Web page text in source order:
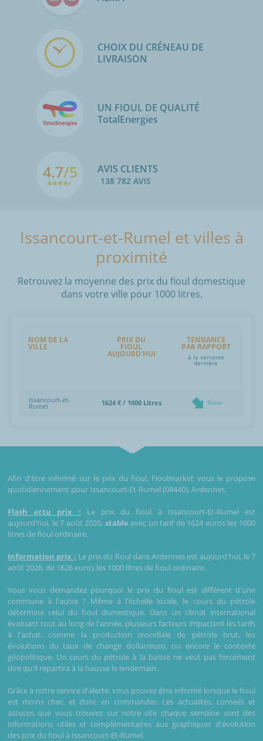
CHOIX DU CRÉNEAU DE
LIVRAISON
UN FIOUL DE QUALITÉ
TotalEnergies
4.7/5 AVIS CLIENTS
138 782 AVIS
Issancourt-et-Rumel et villes à
proximité
Retrouvez la moyenne des prix du fioul domestique
dans votre ville pour 1000 litres.
NOM DE LA
VILLE
PRIX DU
FIOUL
AUJOURD'HUI
TENDANCE
PAR RAPPORT
à la semaine
dernière
Issancourt-et-
Rumel 1624 € / 1000 Litres Baisse
Afin d'être informé sur le prix du fioul, Fioulmarket vous le propose
quotidiennement pour Issancourt-Et-Rumel (08440), Ardennes.
Flash actu prix : Le prix du fioul à Issancourt-Et-Rumel est
aujourd'hui, le 7 août 2026, stable avec un tarif de 1624 euros les 1000
litres de fioul ordinaire.
Information prix : Le prix du fioul dans Ardennes est aujourd'hui, le 7
août 2026, de 1626 euros les 1000 litres de fioul ordinaire.
Vous vous demandez pourquoi le prix du fioul est différent d'une
commune à l'autre ? Même à l'échelle locale, le cours du pétrole
détermine celui du fioul domestique. Dans un climat international
évoluant tout au long de l'année, plusieurs facteurs impactent les tarifs
à l'achat, comme la production mondiale de pétrole brut, les
évolutions du taux de change dollar/euro, ou encore le contexte
géopolitique. Un cours du pétrole à la baisse ne veut pas forcément
dire qu'il repartira à la hausse le lendemain.
Grâce à notre service d'alerte, vous pouvez être informé lorsque le fioul
est moins cher, et donc en commander. Les actualités, conseils et
astuces que vous trouvez sur notre site chaque semaine sont des
informations utiles et complémentaires aux graphiques d'évolution
des prix du fioul à Issancourt-Et-Rumel.